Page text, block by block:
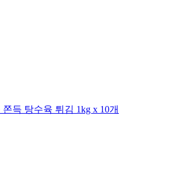
득 탕수육 튀김 1kg x 10개